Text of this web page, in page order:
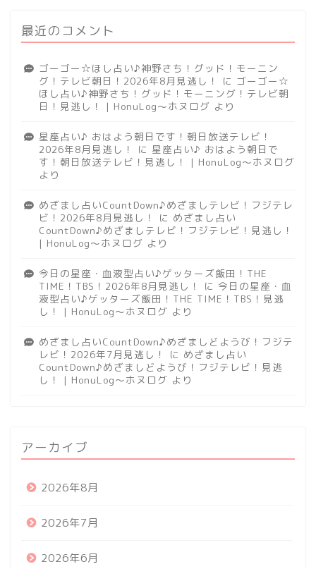
最近のコメント
ゴーゴー☆ほし占い♪神野さち！グッド！モーニン
グ！テレビ朝日！2026年8月見逃し！
に ゴーゴー☆
ほし占い♪神野さち！グッド！モーニング！テレビ朝
日！見逃し！ | HonuLog～ホヌログ より
星座占い♪ おはよう朝日です！朝日放送テレビ！
2026年8月見逃し！
に 星座占い♪ おはよう朝日で
す！朝日放送テレビ！見逃し！ | HonuLog～ホヌログ
より
めざまし占いCountDown♪めざましテレビ！フジテレ
ビ！2026年8月見逃し！
に めざまし占い
CountDown♪めざましテレビ！フジテレビ！見逃し！
| HonuLog～ホヌログ より
今日の星座・血液型占い♪ゲッターズ飯田！THE
TIME！TBS！2026年8月見逃し！
に 今日の星座・血
液型占い♪ゲッターズ飯田！THE TIME！TBS！見逃
し！ | HonuLog～ホヌログ より
めざまし占いCountDown♪めざましどようび！フジテ
レビ！2026年7月見逃し！
に めざまし占い
CountDown♪めざましどようび！フジテレビ！見逃
し！ | HonuLog～ホヌログ より
アーカイブ
2026年8月
2026年7月
2026年6月